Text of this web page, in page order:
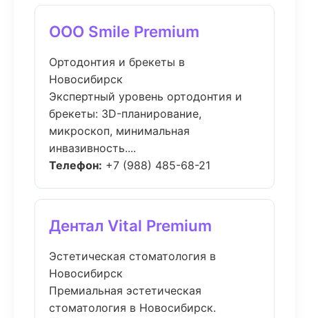
ООО Smile Premium
Ортодонтия и брекеты в
Новосибирск
Экспертный уровень ортодонтия и
брекеты: 3D-планирование,
микроскоп, минимальная
инвазивность....
Телефон: +7 (988) 485-68-21
Дентал Vital Premium
Эстетическая стоматология в
Новосибирск
Премиальная эстетическая
стоматология в Новосибирск.